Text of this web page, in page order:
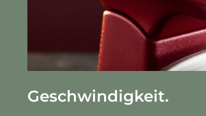
Geschwindigkeit.